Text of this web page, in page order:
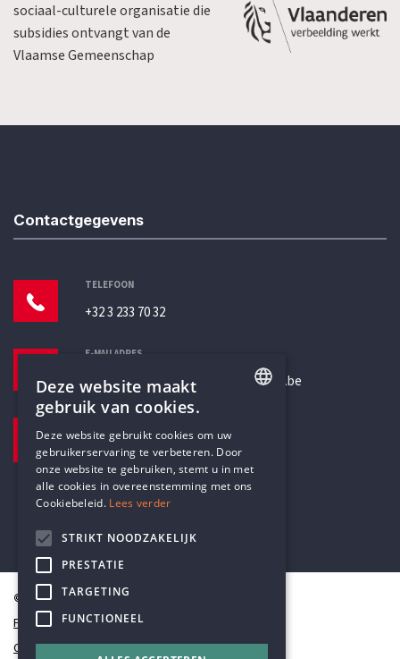
sociaal-culturele organisatie die
subsidies ontvangt van de
Vlaamse Gemeenschap
Contactgegevens
TELEFOON
+32 3 233 70 32
E-MAILADRES
secretariaat@humanistischverbond.be
Pottenbrug 4
Antwerpen, 2000
© Humanistisch Verbond 2026
Privacy
Cookiestatement
DUTCH
Deze website maakt
gebruik van cookies.
Deze website gebruikt cookies om uw
gebruikerservaring te verbeteren. Door
onze website te gebruiken, stemt u in met
alle cookies in overeenstemming met ons
Cookiebeleid. Lees verder
STRIKT NOODZAKELIJK
PRESTATIE
TARGETING
FUNCTIONEEL